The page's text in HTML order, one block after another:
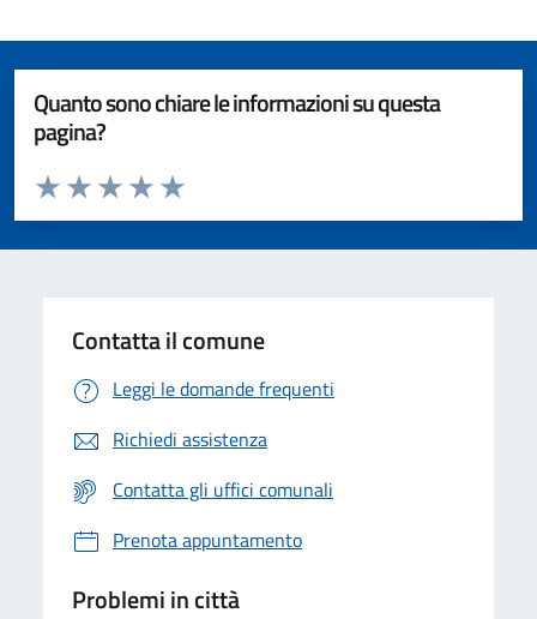
Quanto sono chiare le informazioni su questa
pagina?
Valuta da 1 a 5 stelle la pagina
Valuta 5 stelle su 5
Valuta 4 stelle su 5
Valuta 3 stelle su 5
Valuta 2 stelle su 5
Valuta 1 stelle su 5
Contatta il comune
Leggi le domande frequenti
Richiedi assistenza
Contatta gli uffici comunali
Prenota appuntamento
Problemi in città